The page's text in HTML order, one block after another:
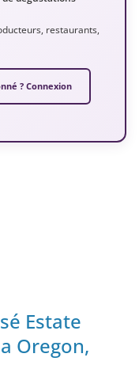
restaurants,
? Connexion
Estate
Oregon,